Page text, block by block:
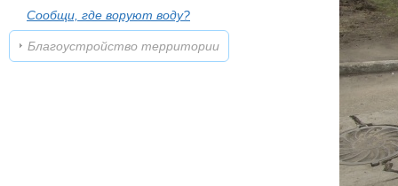
Сообщи, где воруют воду?
Благоустройство территории